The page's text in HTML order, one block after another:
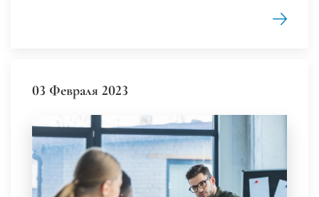
03 Февраля 2023